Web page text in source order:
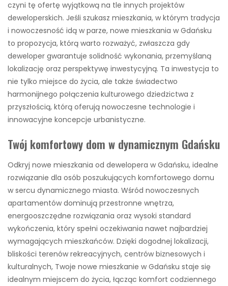
czyni tę ofertę wyjątkową na tle innych projektów
deweloperskich. Jeśli szukasz mieszkania, w którym tradycja
i nowoczesność idą w parze, nowe mieszkania w Gdańsku
to propozycja, którą warto rozważyć, zwłaszcza gdy
deweloper gwarantuje solidność wykonania, przemyślaną
lokalizację oraz perspektywę inwestycyjną. Ta inwestycja to
nie tylko miejsce do życia, ale także świadectwo
harmonijnego połączenia kulturowego dziedzictwa z
przyszłością, którą oferują nowoczesne technologie i
innowacyjne koncepcje urbanistyczne.
Twój komfortowy dom w dynamicznym Gdańsku
Odkryj nowe mieszkania od dewelopera w Gdańsku, idealne
rozwiązanie dla osób poszukujących komfortowego domu
w sercu dynamicznego miasta. Wśród nowoczesnych
apartamentów dominują przestronne wnętrza,
energooszczędne rozwiązania oraz wysoki standard
wykończenia, który spełni oczekiwania nawet najbardziej
wymagających mieszkańców. Dzięki dogodnej lokalizacji,
bliskości terenów rekreacyjnych, centrów biznesowych i
kulturalnych, Twoje nowe mieszkanie w Gdańsku staje się
idealnym miejscem do życia, łącząc komfort codziennego